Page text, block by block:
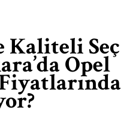
Kaliteli Seç
Opel